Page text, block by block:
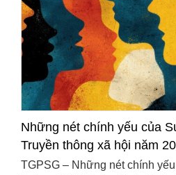
Những nét chính yếu của
Truyền thông xã hội năm
TGPSG – Những nét chính